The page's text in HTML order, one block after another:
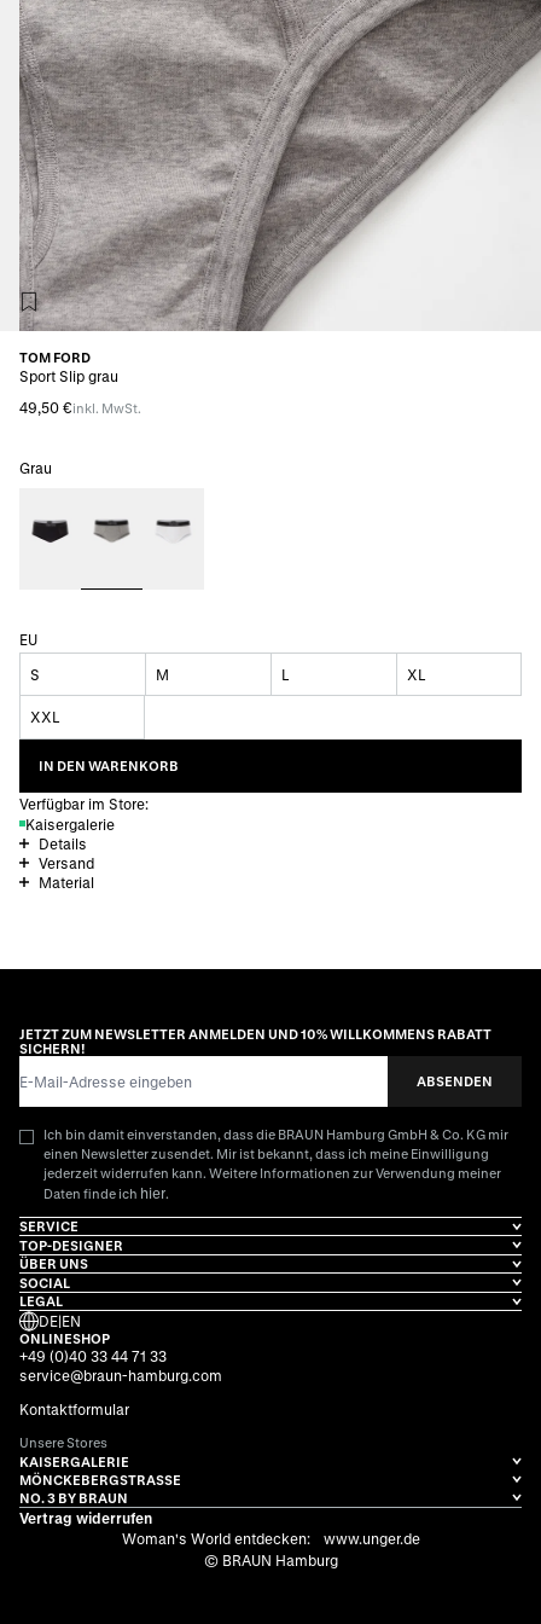
TOM FORD
Sport Slip grau
49,50 €inkl. MwSt.
Grau
EU
S M L XL
XXL
IN DEN WARENKORB
Verfügbar im Store:
Kaisergalerie
Details
Versand
Material
JETZT ZUM NEWSLETTER ANMELDEN UND 10% WILLKOMMENS RABATT
SICHERN!
ABSENDEN
Ich bin damit einverstanden, dass die BRAUN Hamburg GmbH & Co. KG mir
einen Newsletter zusendet. Mir ist bekannt, dass ich meine Einwilligung
jederzeit widerrufen kann. Weitere Informationen zur Verwendung meiner
Daten finde ich hier.
SERVICE
TOP-DESIGNER
ÜBER UNS
SOCIAL
LEGAL
DE|EN
ONLINESHOP
+49 (0)40 33 44 71 33
service@braun-hamburg.com
Kontaktformular
Unsere Stores
KAISERGALERIE
MÖNCKEBERGSTRASSE
NO. 3 BY BRAUN
Vertrag widerrufen
Woman's World entdecken:
www.unger.de
© BRAUN Hamburg